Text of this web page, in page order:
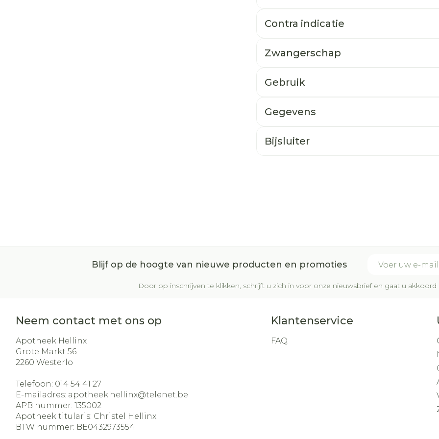
Contra indicatie
Zwangerschap
Gebruik
Gegevens
Bijsluiter
Blijf op de hoogte van nieuwe producten en promoties
Door op inschrijven te klikken, schrijft u zich in voor onze nieuwsbrief en gaat u
Neem contact met ons op
Apotheek Hellinx
Grote Markt 56
2260 Westerlo
Telefoon: 014 54 41 27
E-mailadres: apotheek.hellinx@telenet.be
APB nummer: 135002
Apotheek titularis: Christel Hellinx
BTW nummer: BE0432973554
Klantenservice
FAQ